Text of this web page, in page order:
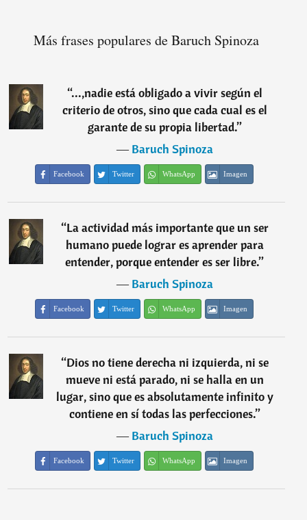
Más frases populares de Baruch Spinoza
“...,nadie está obligado a vivir según el
criterio de otros, sino que cada cual es el
garante de su propia libertad.”
―Baruch Spinoza
Facebook Twitter WhatsApp Imagen
“La actividad más importante que un ser
humano puede lograr es aprender para
entender, porque entender es ser libre.”
―Baruch Spinoza
Facebook Twitter WhatsApp Imagen
“Dios no tiene derecha ni izquierda, ni se
mueve ni está parado, ni se halla en un
lugar, sino que es absolutamente infinito y
contiene en sí todas las perfecciones.”
―Baruch Spinoza
Facebook Twitter WhatsApp Imagen